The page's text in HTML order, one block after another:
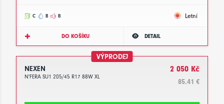
C B B Letní
DO KOŠÍKU DETAIL
VÝPRODEJ
NEXEN
N'FERA SU1 205/45 R17 88W XL
2 050 Kč
85.41 €